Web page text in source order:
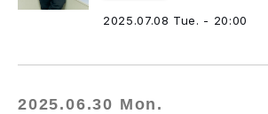
2025.07.08 Tue. - 20:00
2025.06.30 Mon.